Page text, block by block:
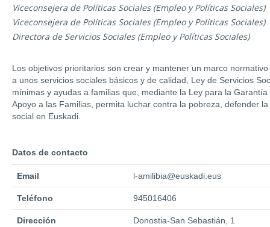
Viceconsejera de Políticas Sociales (Empleo y Políticas Sociales)
Viceconsejera de Políticas Sociales (Empleo y Políticas Sociales)
Directora de Servicios Sociales (Empleo y Políticas Sociales)
Los objetivos prioritarios son crear y mantener un marco
a unos servicios sociales básicos y de calidad, Ley de Servicios
mínimas y ayudas a familias que, mediante la Ley para la
Apoyo a las Familias, permita luchar contra la pobreza, defender
social en Euskadi.
Datos de contacto
Email l-amilibia@euskadi.eus
Teléfono 945016406
Dirección
Donostia-San Sebastián, 1